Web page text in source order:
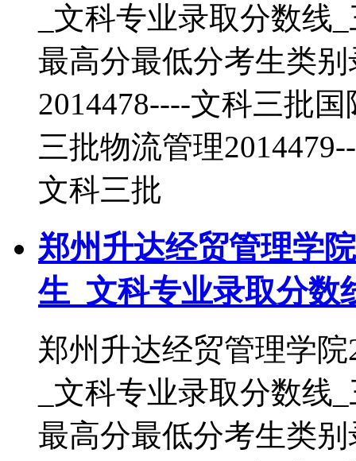
_文科专业录取分数
最高分最低分考生类
2014478----文科三批
三批物流管理
文科三批
郑州升达经贸管理学
生_文科专业录取分数
郑州升达经贸管理学
_文科专业录取分数
最高分最低分考生类